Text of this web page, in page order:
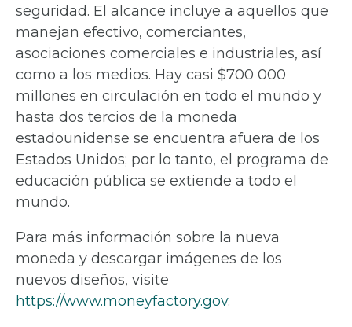
seguridad. El alcance incluye a aquellos que
manejan efectivo, comerciantes,
asociaciones comerciales e industriales, así
como a los medios. Hay casi $700 000
millones en circulación en todo el mundo y
hasta dos tercios de la moneda
estadounidense se encuentra afuera de los
Estados Unidos; por lo tanto, el programa de
educación pública se extiende a todo el
mundo.
Para más información sobre la nueva
moneda y descargar imágenes de los
nuevos diseños, visite
https://www.moneyfactory.gov.